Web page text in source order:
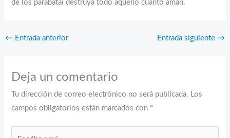
de los parabatai destruya todo aquello cuanto aman.
← Entrada anterior Entrada siguiente →
Deja un comentario
Tu dirección de correo electrónico no será publicada. Los
campos obligatorios están marcados con *